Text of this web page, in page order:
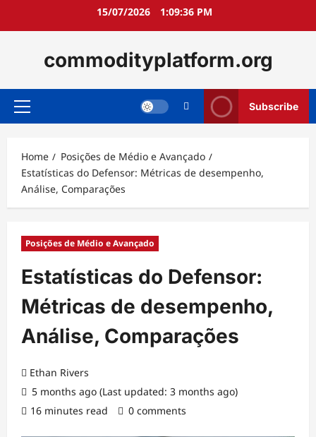
15/07/2026 1:09:37 PM
commodityplatform.org
Primary
Subscribe
Home
Posições de Médio e Avançado
Estatísticas do Defensor: Métricas de desempenho,
Análise, Comparações
Posições de Médio e Avançado
Estatísticas do Defensor:
Métricas de desempenho,
Análise, Comparações
Ethan Rivers
5 months ago (Last updated: 3 months ago)
16 minutes read
0 comments